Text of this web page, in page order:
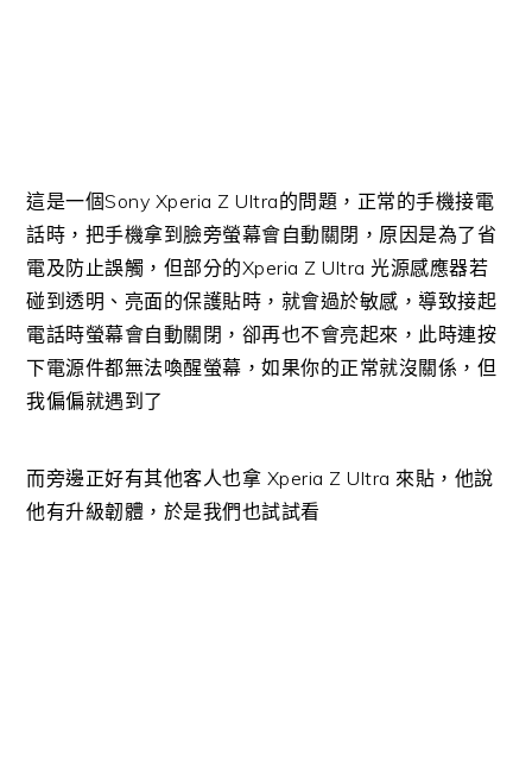
這是一個Sony Xperia Z Ultra的問題，正常的手機接電
話時，把手機拿到臉旁螢幕會自動關閉，原因是為了省
電及防止誤觸，但部分的Xperia Z Ultra 光源感應器若
碰到透明、亮面的保護貼時，就會過於敏感，導致接起
電話時螢幕會自動關閉，卻再也不會亮起來，此時連按
下電源件都無法喚醒螢幕，如果你的正常就沒關係，但
我偏偏就遇到了
而旁邊正好有其他客人也拿 Xperia Z Ultra 來貼，他說
他有升級韌體，於是我們也試試看